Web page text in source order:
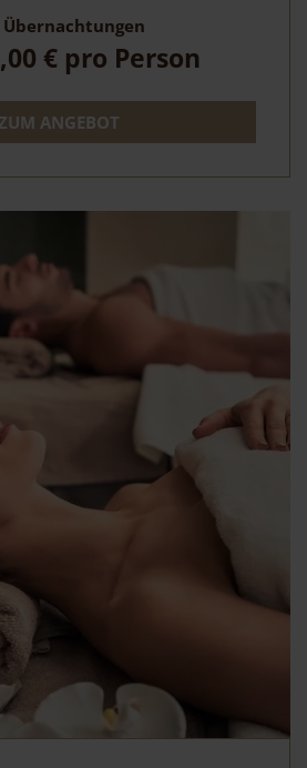
Übernachtungen
€ pro Person
ZUM ANGEBOT